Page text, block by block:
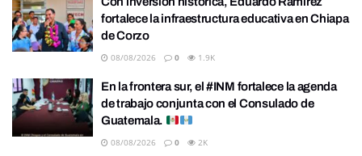
fortalece la infraestructura educativa en Chiapa
de Corzo
08/08/2026 0 1.9K
En la frontera sur, el #INM fortalece la agenda
de trabajo conjunta con el Consulado de
Guatemala.
08/08/2026 0 2K